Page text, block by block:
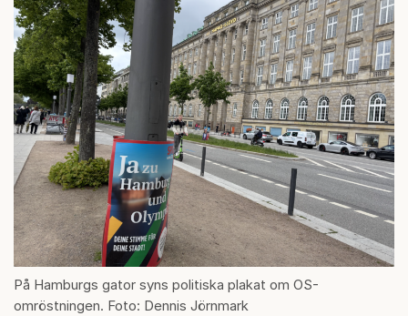
På Hamburgs gator syns politiska plakat om OS-
omröstningen. Foto: Dennis Jörnmark